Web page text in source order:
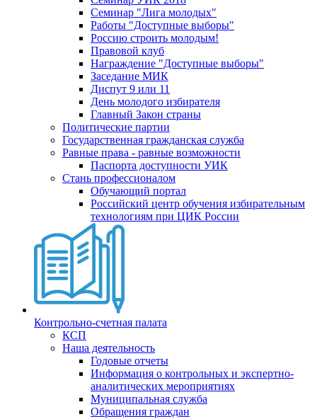
Семинар "Лига молодых"
Работы "Доступные выборы"
Россию строить молодым!
Правовой клуб
Награждение "Доступные выборы"
Заседание МИК
Диспут 9 или 11
День молодого избирателя
Главный Закон страны
Политические партии
Государственная гражданская служба
Равные права - равные возможности
Паспорта доступности УИК
Стань профессионалом
Обучающий портал
Российский центр обучения избирательным
технологиям при ЦИК России
Контрольно-счетная палата
КСП
Наша деятельность
Годовые отчеты
Информация о контрольных и экспертно-
аналитических мероприятиях
Муниципальная служба
Обращения граждан